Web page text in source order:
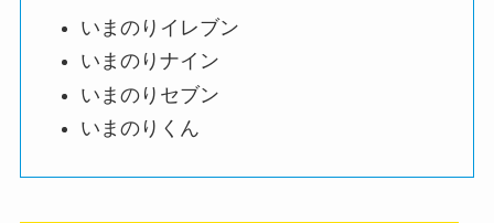
いまのりイレブン
いまのりナイン
いまのりセブン
いまのりくん